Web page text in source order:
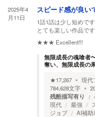
2025年4
月11日
スピード感が良い
1話1話は少し短めで
とても楽しい作品で
★★★ Excellent!!!
無限成長の魂喰者
奪い、無限成長の
★17,267 現代
784,628文字
残酷描写有り
現代 最強
ジョブ
AI補助